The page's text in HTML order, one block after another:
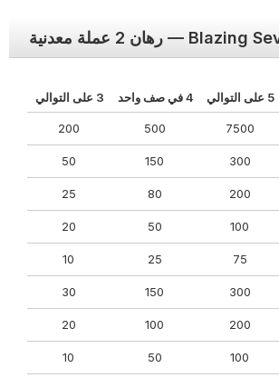
7500
500
200
300
150
50
200
80
25
100
50
20
75
25
10
300
150
30
200
100
20
100
50
10